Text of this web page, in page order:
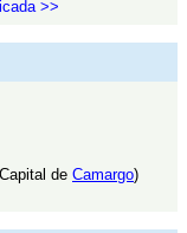
>>
de Camargo)